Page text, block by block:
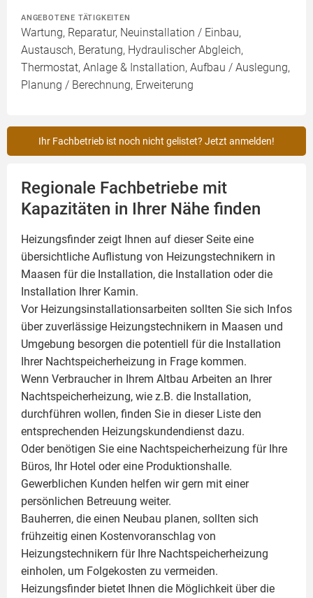
ANGEBOTENE TÄTIGKEITEN
Wartung, Reparatur, Neuinstallation / Einbau,
Austausch, Beratung, Hydraulischer Abgleich,
Thermostat, Anlage & Installation, Aufbau / Auslegung,
Planung / Berechnung, Erweiterung
Ihr Fachbetrieb ist noch nicht gelistet? Jetzt anmelden!
Regionale Fachbetriebe mit
Kapazitäten in Ihrer Nähe finden
Heizungsfinder zeigt Ihnen auf dieser Seite eine
übersichtliche Auflistung von Heizungstechnikern in
Maasen für die Installation, die Installation oder die
Installation Ihrer Kamin.
Vor Heizungsinstallationsarbeiten sollten Sie sich Infos
über zuverlässige Heizungstechnikern in Maasen und
Umgebung besorgen die potentiell für die Installation
Ihrer Nachtspeicherheizung in Frage kommen.
Wenn Verbraucher in Ihrem Altbau Arbeiten an Ihrer
Nachtspeicherheizung, wie z.B. die Installation,
durchführen wollen, finden Sie in dieser Liste den
entsprechenden Heizungskundendienst dazu.
Oder benötigen Sie eine Nachtspeicherheizung für Ihre
Büros, Ihr Hotel oder eine Produktionshalle.
Gewerblichen Kunden helfen wir gern mit einer
persönlichen Betreuung weiter.
Bauherren, die einen Neubau planen, sollten sich
frühzeitig einen Kostenvoranschlag von
Heizungstechnikern für Ihre Nachtspeicherheizung
einholen, um Folgekosten zu vermeiden.
Heizungsfinder bietet Ihnen die Möglichkeit über die